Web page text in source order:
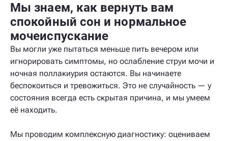
Мы знаем, как вернуть вам
спокойный сон и нормальное
мочеиспускание
Вы могли уже пытаться меньше пить вечером или
игнорировать симптомы, но ослабление струи мочи и
ночная поллакиурия остаются. Вы начинаете
беспокоиться и тревожиться. Это не случайность — у
состояния всегда есть скрытая причина, и мы умеем
её находить.
Мы проводим комплексную диагностику: оцениваем